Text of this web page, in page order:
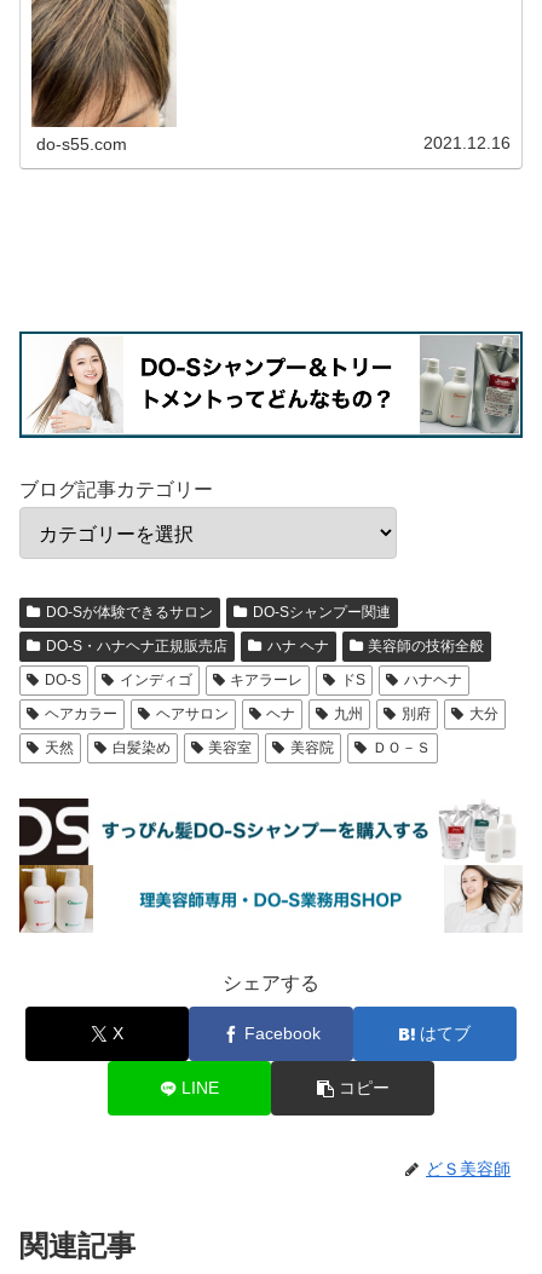
do-s55.com 2021.12.16
ブログ記事カテゴリー
DO-Sが体験できるサロン
DO-Sシャンプー関連
DO-S・ハナヘナ正規販売店
ハナ ヘナ
美容師の技術全般
DO-S
インディゴ キアラーレ ドS
ハナヘナ
ヘアカラー
ヘアサロン ヘナ 九州 別府
大分
天然
白髪染め 美容室 美容院 ＤＯ－Ｓ
シェアする
X Facebook はてブ
LINE コピー
どＳ美容師
関連記事